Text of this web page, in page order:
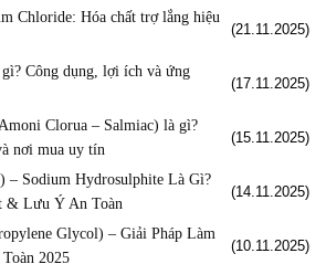
Chloride: Hóa chất trợ lắng hiệu
(21.11.2025)
Công dụng, lợi ích và ứng
(17.11.2025)
Clorua – Salmiac) là gì?
nơi mua uy tín
(15.11.2025)
– Sodium Hydrosulphite Là Gì?
& Lưu Ý An Toàn
(14.11.2025)
Glycol) – Giải Pháp Làm
2025
(10.11.2025)